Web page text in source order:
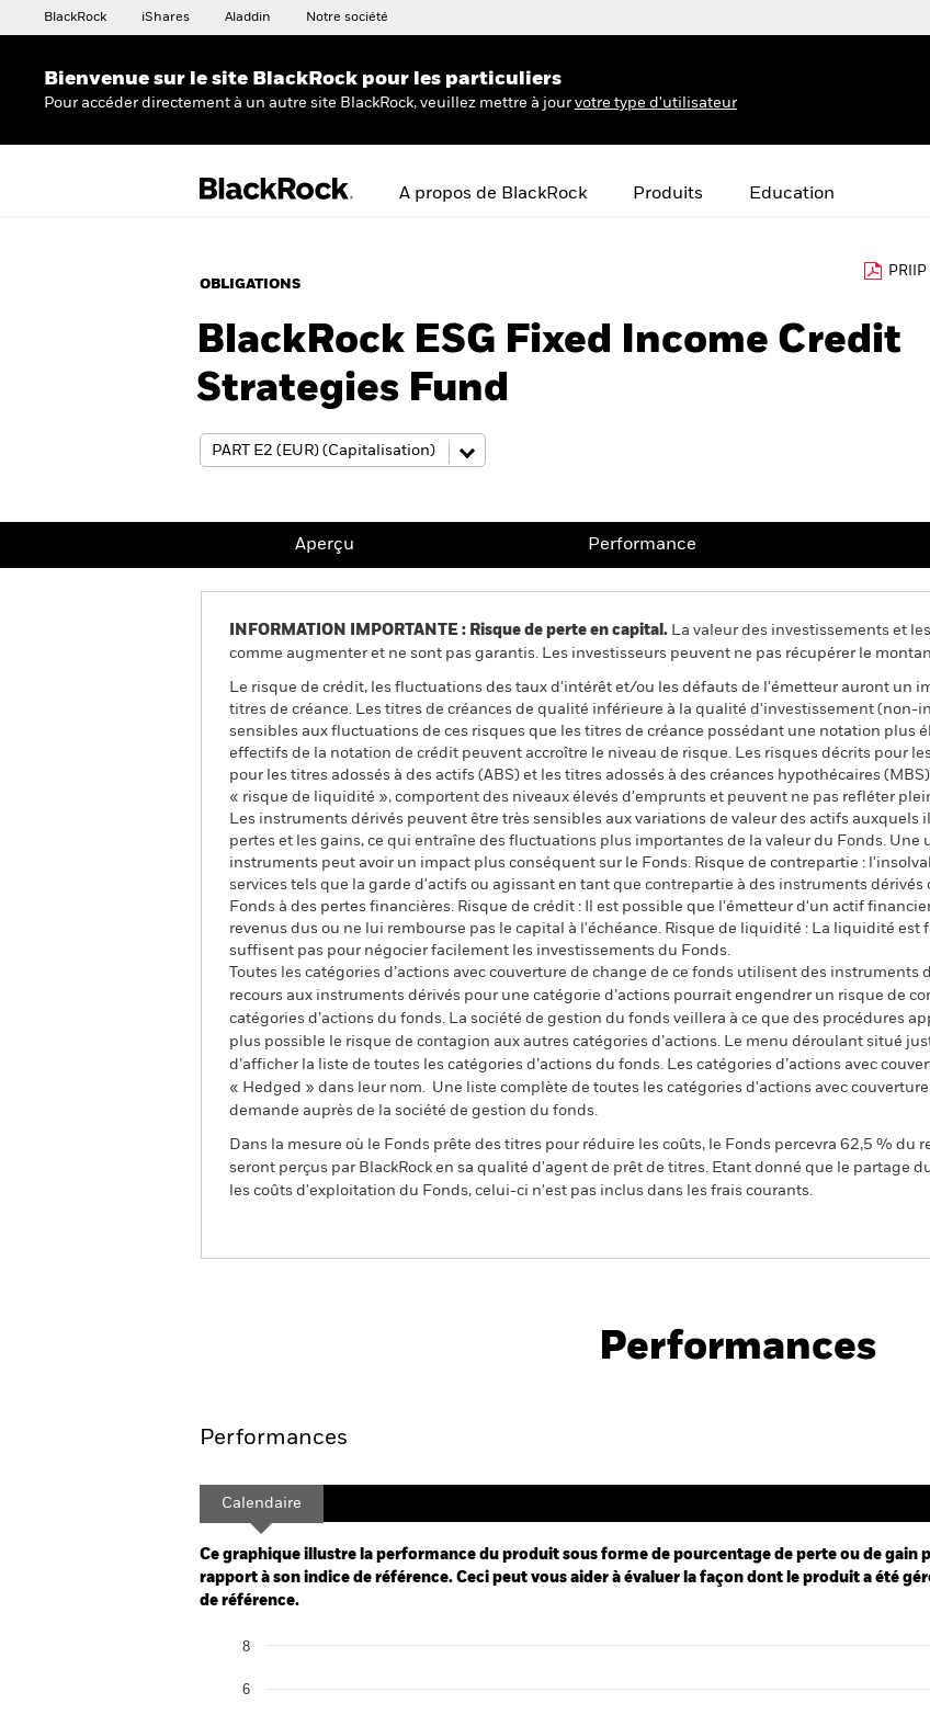
BlackRock iShares Aladdin Notre société
Bienvenue sur le site BlackRock pour les particuliers
Pour accéder directement à un autre site BlackRock, veuillez mettre à jour votre type d'utilisateur
A propos de BlackRock Produits Education
OBLIGATIONS
PRIIP
BlackRock ESG Fixed Income Credit
Strategies Fund
Aperçu Performance
INFORMATION IMPORTANTE : Risque de perte en capital. La valeur des investissements et
comme augmenter et ne sont pas garantis. Les investisseurs peuvent ne pas récupérer le
Le risque de crédit, les fluctuations des taux d'intérêt et/ou les défauts de l'émetteur auront un
titres de créance. Les titres de créances de qualité inférieure à la qualité d'investissement (non-
sensibles aux fluctuations de ces risques que les titres de créance possédant une notation plus
effectifs de la notation de crédit peuvent accroître le niveau de risque. Les risques décrits pour
pour les titres adossés à des actifs (ABS) et les titres adossés à des créances hypothécaires
« risque de liquidité », comportent des niveaux élevés d'emprunts et peuvent ne pas refléter
Les instruments dérivés peuvent être très sensibles aux variations de valeur des actifs
pertes et les gains, ce qui entraîne des fluctuations plus importantes de la valeur du Fonds. Une
instruments peut avoir un impact plus conséquent sur le Fonds. Risque de contrepartie :
services tels que la garde d'actifs ou agissant en tant que contrepartie à des instruments
Fonds à des pertes financières. Risque de crédit : Il est possible que l'émetteur d'un actif
revenus dus ou ne lui rembourse pas le capital à l'échéance. Risque de liquidité : La liquidité est
suffisent pas pour négocier facilement les investissements du Fonds.
Toutes les catégories d’actions avec couverture de change de ce fonds utilisent des
recours aux instruments dérivés pour une catégorie d’actions pourrait engendrer un risque de
catégories d’actions du fonds. La société de gestion du fonds veillera à ce que des procédures
plus possible le risque de contagion aux autres catégories d’actions. Le menu déroulant situé
d’afficher la liste de toutes les catégories d’actions du fonds. Les catégories d’actions avec
« Hedged » dans leur nom. Une liste complète de toutes les catégories d'actions avec
demande auprès de la société de gestion du fonds.
Dans la mesure où le Fonds prête des titres pour réduire les coûts, le Fonds percevra 62,5 % du
seront perçus par BlackRock en sa qualité d'agent de prêt de titres. Etant donné que le partage
les coûts d'exploitation du Fonds, celui-ci n'est pas inclus dans les frais courants.
Performance
Performances
Performances
Calendaire
Ce graphique illustre la performance du produit sous forme de pourcentage de perte ou de gain
rapport à son indice de référence. Ceci peut vous aider à évaluer la façon dont le produit a été
de référence.
Bar chart with 2 data series.
The chart has 1 Y axis displaying Values. Range: -8 to 8.
6
8